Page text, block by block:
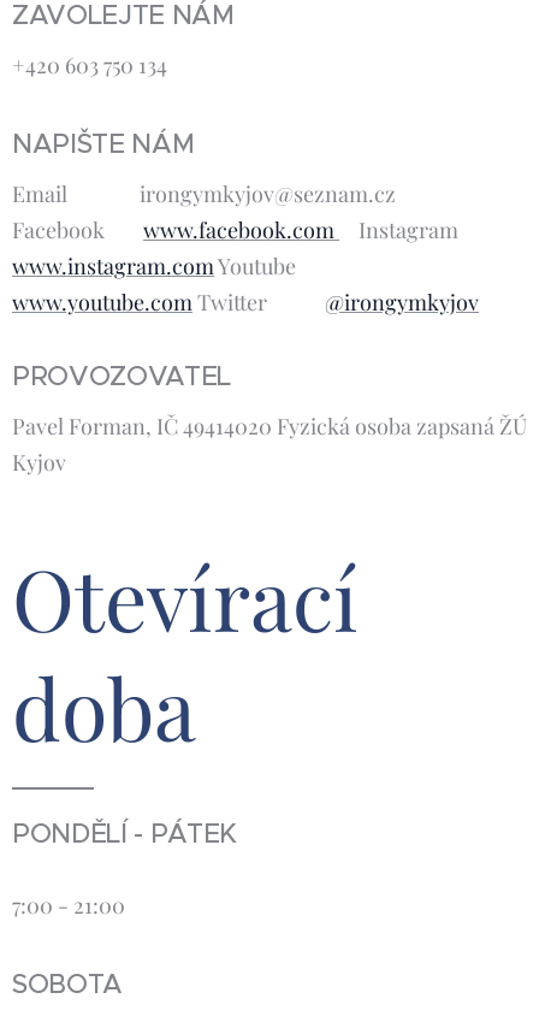
ZAVOLEJTE NÁM
+420 603 750 134
NAPIŠTE NÁM
Email irongymkyjov@seznam.cz
Facebook www.facebook.com
Instagram
www.instagram.comYoutube
www.youtube.comTwitter @irongymkyjov
PROVOZOVATEL
Pavel Forman, IČ 49414020 Fyzická osoba zapsaná ŽÚ
Kyjov
Otevírací
doba
PONDĚLÍ - PÁTEK
7:00 - 21:00
SOBOTA